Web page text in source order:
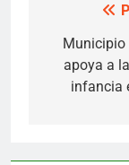
Municipio
apoya a
infancia